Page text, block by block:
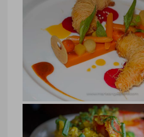
hôtel Belle Mare Plage,
hôtel Belle Mare Plage,
Marie-Ange Ostré